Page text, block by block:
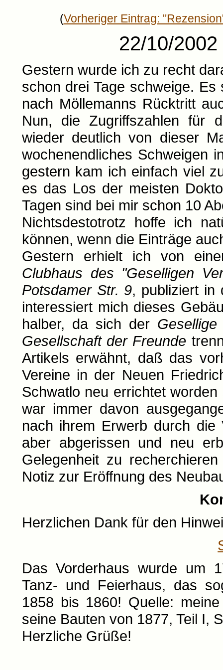
(Vorheriger Eintrag:
22/10/
Gestern wurde ich zu recht
schon drei Tage schweige.
nach Möllemanns Rücktritt
Nun, die Zugriffszahlen für
wieder deutlich von dieser
wochenendliches Schweigen
gestern kam ich einfach viel
es das Los der meisten
Tagen sind bei mir schon 10
Nichtsdestotrotz hoffe ich
können, wenn die Einträge
Gestern erhielt ich von
Clubhaus des "Geselligen
Potsdamer Str. 9, publiziert
interessiert mich dieses
halber, da sich der Gesellige
Gesellschaft der Freunde
Artikels erwähnt, daß das
Vereine in der Neuen
Schwatlo neu errichtet
war immer davon
nach ihrem Erwerb durch die
aber abgerissen und neu
Gelegenheit zu
Notiz zur Eröffnung des
Herzlichen Dank für den
Das Vorderhaus wurde um
Tanz- und Feierhaus, das
1858 bis 1860! Quelle:
seine Bauten von 1877, Teil I,
Herzliche Grüße!